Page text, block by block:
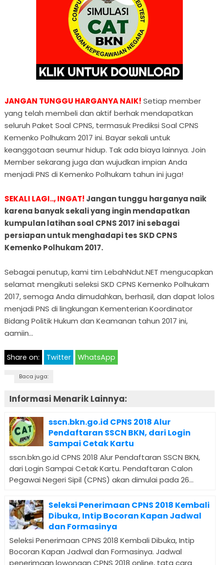
JANGAN TUNGGU HARGANYA NAIK! Setiap member
yang telah membeli dan aktif berhak mendapatkan
seluruh Paket Soal CPNS, termasuk Prediksi Soal CPNS
Kemenko Polhukam 2017 ini. Bayar sekali untuk
keanggotaan seumur hidup. Tak ada biaya lainnya. Join
Member sekarang juga dan wujudkan impian Anda
menjadi PNS di Kemenko Polhukam tahun ini juga!
SEKALI LAGI.., INGAT! Jangan tunggu harganya naik
karena banyak sekali yang ingin mendapatkan
kumpulan latihan soal CPNS 2017 ini sebagai
persiapan untuk menghadapi tes SKD CPNS
Kemenko Polhukam 2017.
Sebagai penutup, kami tim LebahNdut.NET mengucapkan
selamat mengikuti seleksi SKD CPNS Kemenko Polhukam
2017, semoga Anda dimudahkan, berhasil, dan dapat lolos
menjadi PNS di lingkungan Kementerian Koordinator
Bidang Politik Hukum dan Keamanan tahun 2017 ini,
aamiin…
Share on: Twitter WhatsApp
Baca juga:
Informasi Menarik Lainnya:
sscn.bkn.go.id CPNS 2018 Alur
Pendaftaran SSCN BKN, dari Login
Sampai Cetak Kartu
sscn.bkn.go.id CPNS 2018 Alur Pendaftaran SSCN BKN,
dari Login Sampai Cetak Kartu. Pendaftaran Calon
Pegawai Negeri Sipil (CPNS) akan dimulai pada 26...
Seleksi Penerimaan CPNS 2018 Kembali
Dibuka, Intip Bocoran Kapan Jadwal
dan Formasinya
Seleksi Penerimaan CPNS 2018 Kembali Dibuka, Intip
Bocoran Kapan Jadwal dan Formasinya. Jadwal
penerimaan lowongan CPNS 2018 online, tata cara